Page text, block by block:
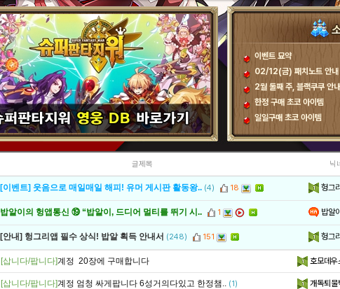
이벤트 묘약
02/12(금) 패치노트 안
2월 둘째 주, 블랙쿠쿠 안내
한정 구매 초코 아이템
일일구매 초코 아이템
글제목 닉
[이벤트] 웃음으로 매일매일 해피! 유머 게시판 활동왕.. (4) 18 헝그
밥알이의 헝앱통신 ⑲ “밥알이, 드디어 멀티를 뛰기 시.. 1 밥알
[안내] 헝그리앱 필수 상식! 밥알 획득 안내서 (248) 151 헝그
[삽니다/팝니다]계정 20장에 구매합니다 호모데우
[삽니다/팝니다]계정 엄청 싸게팝니다 6성거의다있고 한정챔.. (1) 개독퇴물